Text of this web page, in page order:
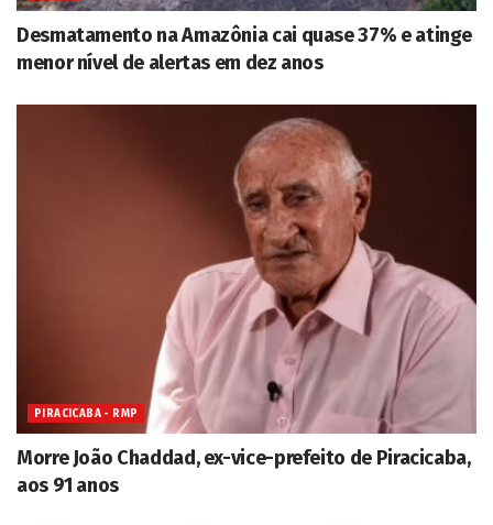
Desmatamento na Amazônia cai quase 37% e atinge
menor nível de alertas em dez anos
PIRACICABA - RMP
Morre João Chaddad, ex-vice-prefeito de Piracicaba,
aos 91 anos